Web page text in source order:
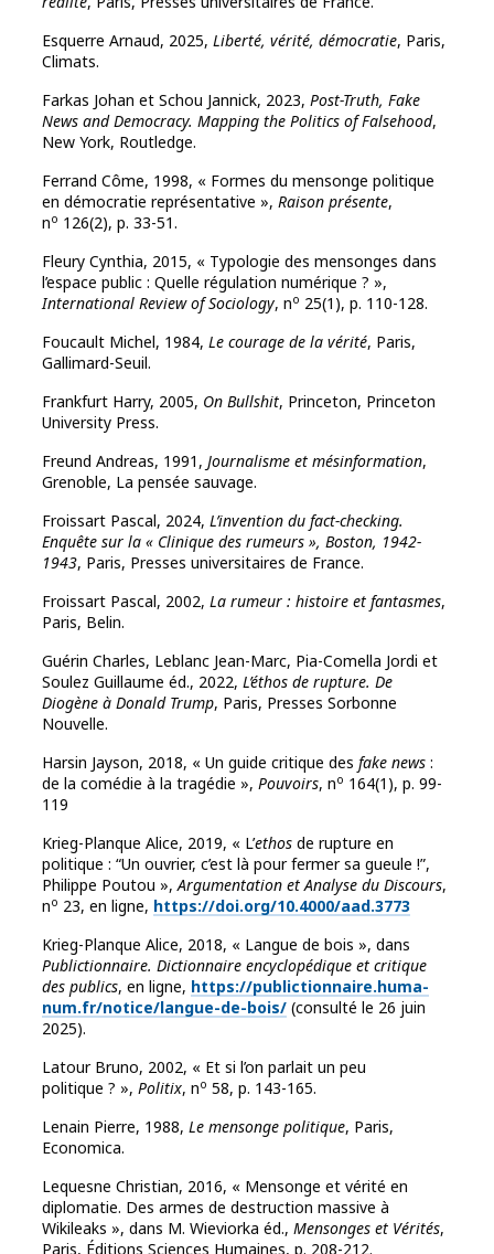
Esquerre Arnaud, 2025, Liberté, vérité, démocratie, Paris,
Climats.
Farkas Johan et Schou Jannick, 2023, Post-Truth, Fake
News and Democracy. Mapping the Politics of Falsehood,
New York, Routledge.
Ferrand Côme, 1998, « Formes du mensonge politique
en démocratie représentative », Raison présente,
no 126(2), p. 33-51.
Fleury Cynthia, 2015, « Typologie des mensonges dans
l’espace public : Quelle régulation numérique ? »,
International Review of Sociology, no 25(1), p. 110-128.
Foucault Michel, 1984, Le courage de la vérité, Paris,
Gallimard-Seuil.
Frankfurt Harry, 2005, On Bullshit, Princeton, Princeton
University Press.
Freund Andreas, 1991, Journalisme et mésinformation,
Grenoble, La pensée sauvage.
Froissart Pascal, 2024, L’invention du fact-checking.
Enquête sur la « Clinique des rumeurs », Boston, 1942-
1943, Paris, Presses universitaires de France.
Froissart Pascal, 2002, La rumeur : histoire et fantasmes,
Paris, Belin.
Guérin Charles, Leblanc Jean-Marc, Pia-Comella Jordi et
Soulez Guillaume éd., 2022, L’éthos de rupture. De
Diogène à Donald Trump, Paris, Presses Sorbonne
Nouvelle.
Harsin Jayson, 2018, « Un guide critique des fake news :
de la comédie à la tragédie », Pouvoirs, no 164(1), p. 99-
119
Krieg-Planque Alice, 2019, « L’ethos de rupture en
politique : “Un ouvrier, c’est là pour fermer sa gueule !”,
Philippe Poutou »,Argumentation et Analyse du Discours,
no 23, en ligne, https://doi.org/10.4000/aad.3773
Krieg-Planque Alice, 2018, « Langue de bois », dans
Publictionnaire. Dictionnaire encyclopédique et critique
des publics, en ligne, https://publictionnaire.huma-
num.fr/notice/langue-de-bois/ (consulté le 26 juin
2025).
Latour Bruno, 2002, « Et si l’on parlait un peu
politique ? », Politix, no 58, p. 143-165.
Lenain Pierre, 1988, Le mensonge politique, Paris,
Economica.
Lequesne Christian, 2016, « Mensonge et vérité en
diplomatie. Des armes de destruction massive à
Wikileaks », dans M. Wieviorka éd., Mensonges et Vérités,
Paris, Éditions Sciences Humaines, p. 208-212.